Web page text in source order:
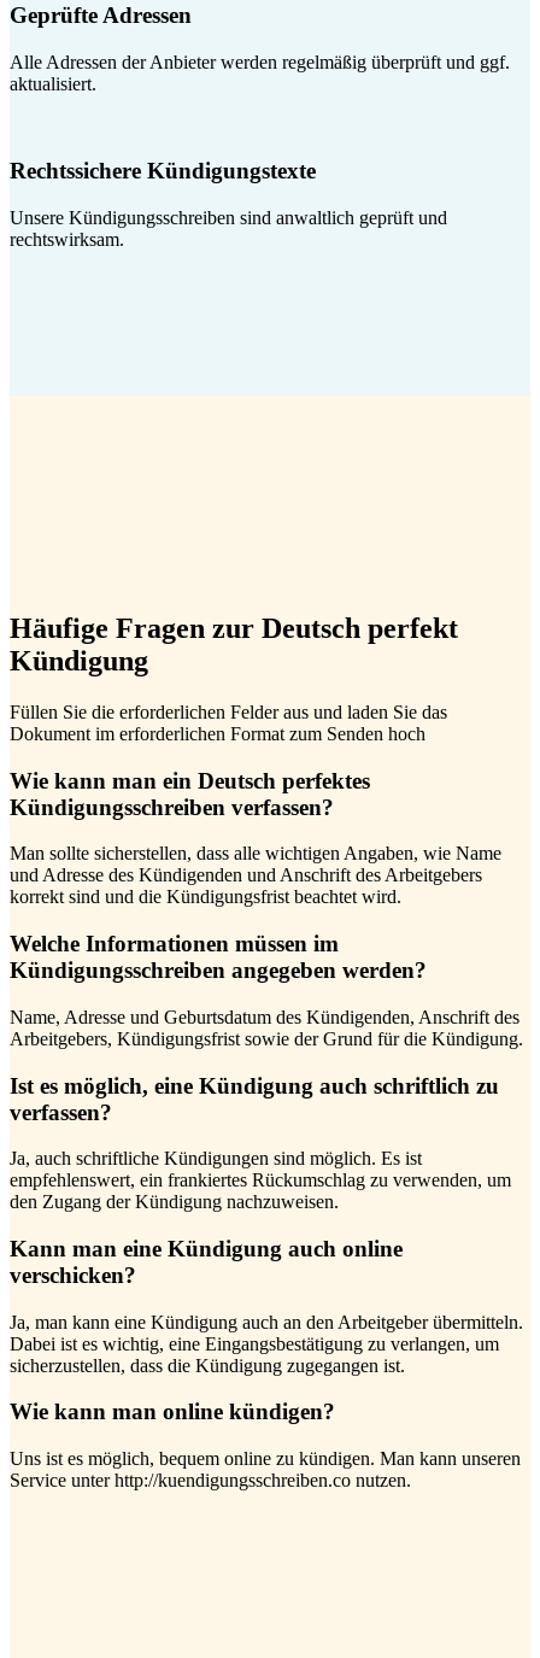
Geprüfte Adressen
Alle Adressen der Anbieter werden regelmäßig überprüft und ggf.
aktualisiert.
Rechtssichere Kündigungstexte
Unsere Kündigungsschreiben sind anwaltlich geprüft und
rechtswirksam.
Häufige Fragen zur Deutsch perfekt
Kündigung
Füllen Sie die erforderlichen Felder aus und laden Sie das
Dokument im erforderlichen Format zum Senden hoch
Wie kann man ein Deutsch perfektes
Kündigungsschreiben verfassen?
Man sollte sicherstellen, dass alle wichtigen Angaben, wie Name
und Adresse des Kündigenden und Anschrift des Arbeitgebers
korrekt sind und die Kündigungsfrist beachtet wird.
Welche Informationen müssen im
Kündigungsschreiben angegeben werden?
Name, Adresse und Geburtsdatum des Kündigenden, Anschrift des
Arbeitgebers, Kündigungsfrist sowie der Grund für die Kündigung.
Ist es möglich, eine Kündigung auch schriftlich zu
verfassen?
Ja, auch schriftliche Kündigungen sind möglich. Es ist
empfehlenswert, ein frankiertes Rückumschlag zu verwenden, um
den Zugang der Kündigung nachzuweisen.
Kann man eine Kündigung auch online
verschicken?
Ja, man kann eine Kündigung auch an den Arbeitgeber übermitteln.
Dabei ist es wichtig, eine Eingangsbestätigung zu verlangen, um
sicherzustellen, dass die Kündigung zugegangen ist.
Wie kann man online kündigen?
Uns ist es möglich, bequem online zu kündigen. Man kann unseren
Service unter http://kuendigungsschreiben.co nutzen.